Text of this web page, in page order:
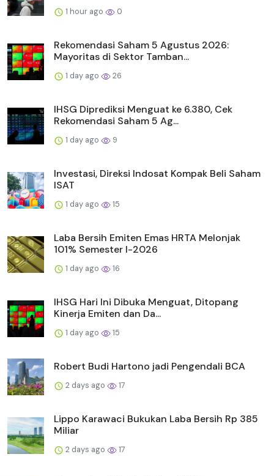
1 hour ago 0
Rekomendasi Saham 5 Agustus 2026:
Mayoritas di Sektor Tamban...
1 day ago 26
IHSG Diprediksi Menguat ke 6.380, Cek
Rekomendasi Saham 5 Ag...
1 day ago 9
Investasi, Direksi Indosat Kompak Beli Saham
ISAT
1 day ago 15
Laba Bersih Emiten Emas HRTA Melonjak
101% Semester I-2026
1 day ago 16
IHSG Hari Ini Dibuka Menguat, Ditopang
Kinerja Emiten dan Da...
1 day ago 15
Robert Budi Hartono jadi Pengendali BCA
2 days ago 17
Lippo Karawaci Bukukan Laba Bersih Rp 385
Miliar
2 days ago 17